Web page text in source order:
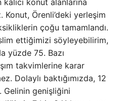
kalıcı konut alanlarına
Örenli’deki yerleşim
çoğu tamamlandı.
ettiğimizi söyleyebilirim,
yüzde 75. Bazı
takvimlerine karar
Dolaylı baktığımızda, 12
genişliğini